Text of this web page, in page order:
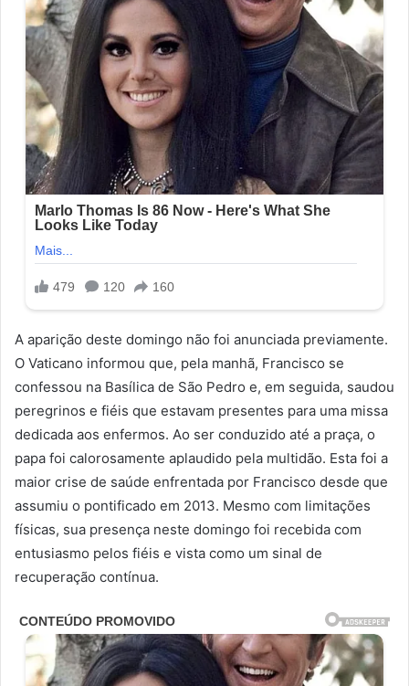
A aparição deste domingo não foi anunciada previamente.
O Vaticano informou que, pela manhã, Francisco se
confessou na Basílica de São Pedro e, em seguida, saudou
peregrinos e fiéis que estavam presentes para uma missa
dedicada aos enfermos. Ao ser conduzido até a praça, o
papa foi calorosamente aplaudido pela multidão. Esta foi a
maior crise de saúde enfrentada por Francisco desde que
assumiu o pontificado em 2013. Mesmo com limitações
físicas, sua presença neste domingo foi recebida com
entusiasmo pelos fiéis e vista como um sinal de
recuperação contínua.